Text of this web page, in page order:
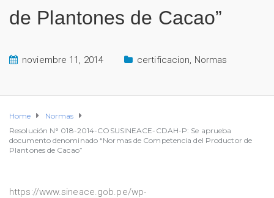
de Plantones de Cacao”
noviembre 11, 2014 certificacion, Normas
Home
Normas
Resolución N° 018-2014-COSUSINEACE-CDAH-P: Se aprueba
documento denominado “Normas de Competencia del Productor de
Plantones de Cacao”
https://www.sineace.gob.pe/wp-